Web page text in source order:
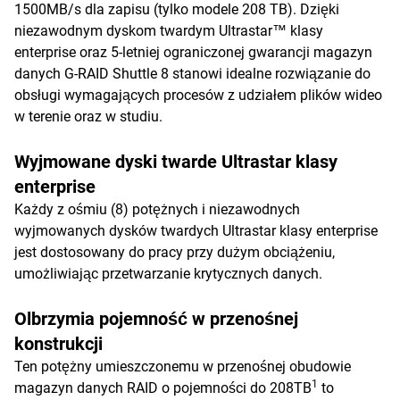
1500MB/s dla zapisu (tylko modele 208 TB). Dzięki
niezawodnym dyskom twardym Ultrastar™ klasy
enterprise oraz 5-letniej ograniczonej gwarancji magazyn
danych G-RAID Shuttle 8 stanowi idealne rozwiązanie do
obsługi wymagających procesów z udziałem plików wideo
w terenie oraz w studiu.
Wyjmowane dyski twarde Ultrastar klasy
enterprise
Każdy z ośmiu (8) potężnych i niezawodnych
wyjmowanych dysków twardych Ultrastar klasy enterprise
jest dostosowany do pracy przy dużym obciążeniu,
umożliwiając przetwarzanie krytycznych danych.
Olbrzymia pojemność w przenośnej
konstrukcji
Ten potężny umieszczonemu w przenośnej obudowie
magazyn danych RAID o pojemności do 208TB1 to